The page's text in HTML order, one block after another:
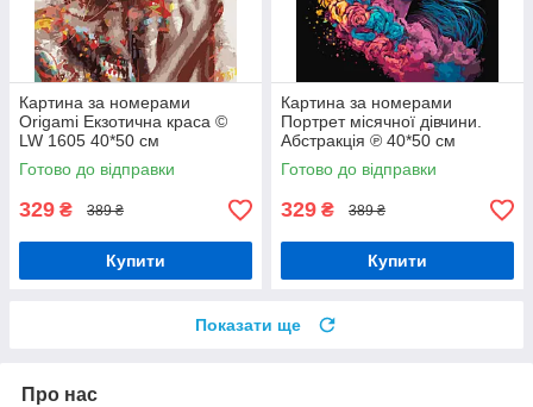
Картина за номерами
Origami Екзотична краса ©
LW 1605 40*50 см
Готово до відправки
329 ₴ 389 ₴
Купити
Картина за номерами
Портрет місячної дівчини.
Абстракція ℗ 40*50 см
Орігамі LW 31640
Готово до відправки
329 ₴ 389 ₴
Купити
Показати ще
Про нас